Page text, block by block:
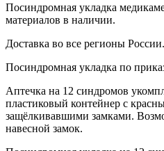
Посиндромная укладка
материалов в наличии.
Доставка во все регионы России.
Посиндромная укладка по
Аптечка на 12 синдромов
пластиковый контейнер с
защёлкивавшими замками.
навесной замок.